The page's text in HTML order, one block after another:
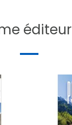
12.1 g
ESPAGNE
éditeur